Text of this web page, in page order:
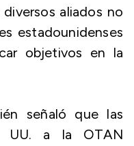
aliados no
estadounidenses
objetivos en la
señaló que las
UU. a la OTAN